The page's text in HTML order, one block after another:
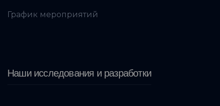
График мероприятий
Наши исследования и разработки